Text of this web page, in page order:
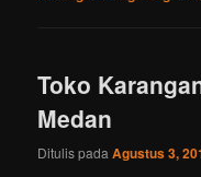
Toko
Medan
Ditulis padaAgustus 3,